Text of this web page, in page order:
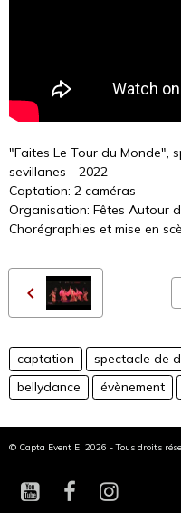
"Faites Le Tour du Monde",
sevillanes - 2022
Captation: 2 caméras
Organisation: Fêtes Autour
Chorégraphies et mise en
captation spectacle de
bellydance
évènement
© Capta Event EI 2026 - Tous droits